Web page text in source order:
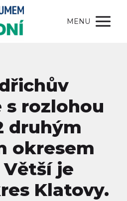
MENU
s rozlohou
druhým
okresem
Větší je
Klatovy.